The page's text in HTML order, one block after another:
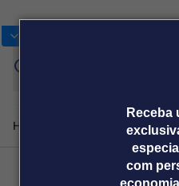
Receba
com
Home Produtos e soluções